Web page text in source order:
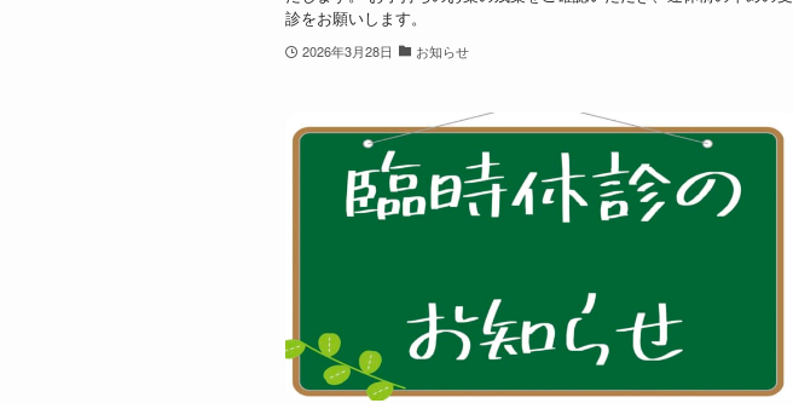
診をお願いします。
2026年3月28日 お知らせ